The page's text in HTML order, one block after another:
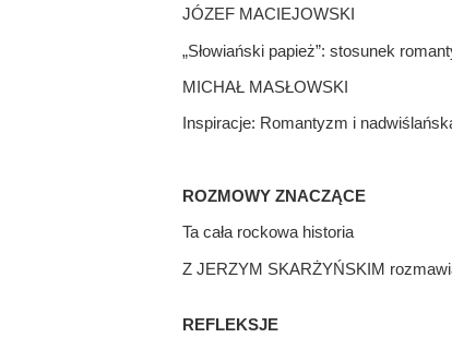
JÓZEF MACIEJOWSKI
„Słowiański papież”: stosunek
MICHAŁ MASŁOWSKI
Inspiracje: Romantyzm i
ROZMOWY ZNACZĄCE
Ta cała rockowa historia
Z JERZYM SKARŻYŃSKIM
REFLEKSJE